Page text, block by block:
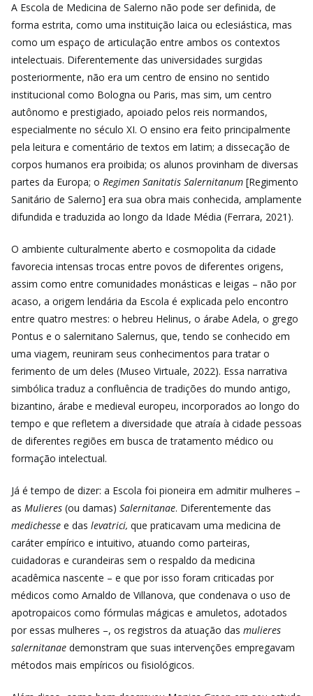
A Escola de Medicina de Salerno não pode ser definida, de
forma estrita, como uma instituição laica ou eclesiástica, mas
como um espaço de articulação entre ambos os contextos
intelectuais. Diferentemente das universidades surgidas
posteriormente, não era um centro de ensino no sentido
institucional como Bologna ou Paris, mas sim, um centro
autônomo e prestigiado, apoiado pelos reis normandos,
especialmente no século XI. O ensino era feito principalmente
pela leitura e comentário de textos em latim; a dissecação de
corpos humanos era proibida; os alunos provinham de diversas
partes da Europa; o Regimen Sanitatis Salernitanum [Regimento
Sanitário de Salerno] era sua obra mais conhecida, amplamente
difundida e traduzida ao longo da Idade Média (Ferrara, 2021).
O ambiente culturalmente aberto e cosmopolita da cidade
favorecia intensas trocas entre povos de diferentes origens,
assim como entre comunidades monásticas e leigas – não por
acaso, a origem lendária da Escola é explicada pelo encontro
entre quatro mestres: o hebreu Helinus, o árabe Adela, o grego
Pontus e o salernitano Salernus, que, tendo se conhecido em
uma viagem, reuniram seus conhecimentos para tratar o
ferimento de um deles (Museo Virtuale, 2022). Essa narrativa
simbólica traduz a confluência de tradições do mundo antigo,
bizantino, árabe e medieval europeu, incorporados ao longo do
tempo e que refletem a diversidade que atraía à cidade pessoas
de diferentes regiões em busca de tratamento médico ou
formação intelectual.
Já é tempo de dizer: a Escola foi pioneira em admitir mulheres –
as Mulieres (ou damas) Salernitanae. Diferentemente das
medichesse e das levatrici, que praticavam uma medicina de
caráter empírico e intuitivo, atuando como parteiras,
cuidadoras e curandeiras sem o respaldo da medicina
acadêmica nascente – e que por isso foram criticadas por
médicos como Arnaldo de Villanova, que condenava o uso de
apotropaicos como fórmulas mágicas e amuletos, adotados
por essas mulheres –, os registros da atuação das mulieres
salernitanae demonstram que suas intervenções empregavam
métodos mais empíricos ou fisiológicos.